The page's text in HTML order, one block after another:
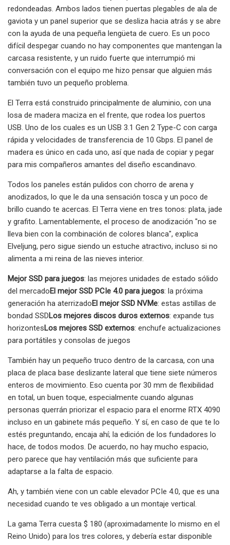
redondeadas. Ambos lados tienen puertas plegables de ala de
gaviota y un panel superior que se desliza hacia atrás y se abre
con la ayuda de una pequeña lengüeta de cuero. Es un poco
difícil despegar cuando no hay componentes que mantengan la
carcasa resistente, y un ruido fuerte que interrumpió mi
conversación con el equipo me hizo pensar que alguien más
también tuvo un pequeño problema.
El Terra está construido principalmente de aluminio, con una
losa de madera maciza en el frente, que rodea los puertos
USB. Uno de los cuales es un USB 3.1 Gen 2 Type-C con carga
rápida y velocidades de transferencia de 10 Gbps. El panel de
madera es único en cada uno, así que nada de copiar y pegar
para mis compañeros amantes del diseño escandinavo.
Todos los paneles están pulidos con chorro de arena y
anodizados, lo que le da una sensación tosca y un poco de
brillo cuando te acercas. El Terra viene en tres tonos: plata, jade
y grafito. Lamentablemente, el proceso de anodización "no se
lleva bien con la combinación de colores blanca", explica
Elveljung, pero sigue siendo un estuche atractivo, incluso si no
alimenta a mi reina de las nieves interior.
Mejor SSD para juegos: las mejores unidades de estado sólido
del mercadoEl mejor SSD PCIe 4.0 para juegos: la próxima
generación ha aterrizadoEl mejor SSD NVMe: estas astillas de
bondad SSDLos mejores discos duros externos: expande tus
horizontesLos mejores SSD externos: enchufe actualizaciones
para portátiles y consolas de juegos
También hay un pequeño truco dentro de la carcasa, con una
placa de placa base deslizante lateral que tiene siete números
enteros de movimiento. Eso cuenta por 30 mm de flexibilidad
en total, un buen toque, especialmente cuando algunas
personas querrán priorizar el espacio para el enorme RTX 4090
incluso en un gabinete más pequeño. Y sí, en caso de que te lo
estés preguntando, encaja ahí; la edición de los fundadores lo
hace, de todos modos. De acuerdo, no hay mucho espacio,
pero parece que hay ventilación más que suficiente para
adaptarse a la falta de espacio.
Ah, y también viene con un cable elevador PCIe 4.0, que es una
necesidad cuando te ves obligado a un montaje vertical.
La gama Terra cuesta $ 180 (aproximadamente lo mismo en el
Reino Unido) para los tres colores, y debería estar disponible